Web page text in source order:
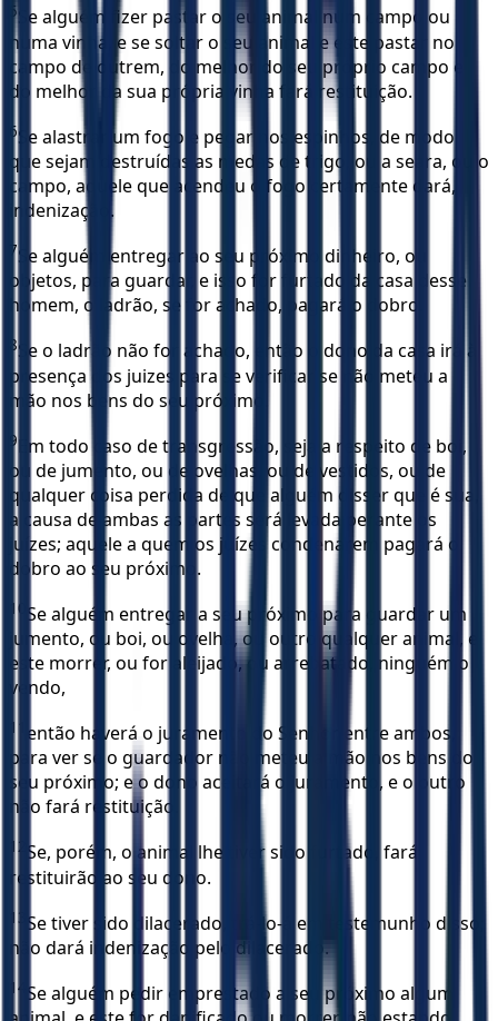
5 Se alguém fizer pastar o seu animal num campo ou
numa vinha, e se soltar o seu animal e este pastar no
campo de outrem, do melhor do seu próprio campo e
do melhor da sua própria vinha fará restituição.
6Se alastrar um fogo e pegar nos espinhos, de modo
que sejam destruídas as medas de trigo, ou a seara, ou o
campo, aquele que acendeu o fogo certamente dará,
indenização.
7Se alguém entregar ao seu próximo dinheiro, ou
objetos, para guardar, e isso for furtado da casa desse
homem, o ladrão, se for achado, pagará o dobro.
8Se o ladrão não for achado, então o dono da casa irá à
presença dos juizes para se verificar se não meteu a
mão nos bens do seu próximo.
9
Em todo caso de transgressão, seja a respeito de boi,
ou de jumento, ou de ovelhas, ou de vestidos, ou de
qualquer coisa perdida de que alguém disser que é sua,
a causa de ambas as partes será levada perante os
juízes; aquele a quem os juízes condenarem pagará o
dobro ao seu próximo.
10 Se alguém entregar a seu próximo para guardar um
jumento, ou boi, ou ovelha, ou outro qualquer animal, e
este morrer, ou for aleijado, ou arrebatado, ninguém o
vendo,
11
então haverá o juramento do Senhor entre ambos,
para ver se o guardador não meteu a mão nos bens do
seu próximo; e o dono aceitará o juramento, e o outro
não fará restituição.
12 Se, porém, o animal lhe tiver sido furtado, fará
restituirão ao seu dono.
13 Se tiver sido dilacerado, trá-lo-á em testemunho disso;
não dará indenização pelo dilacerado.
14 Se alguém pedir emprestado a seu próximo algum